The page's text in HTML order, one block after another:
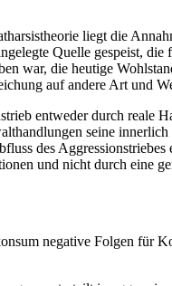
liegt die
Quelle gespeist,
war, die heutige
auf andere Art und
entweder durch reale
seine
des
und nicht durch eine
negative Folgen für